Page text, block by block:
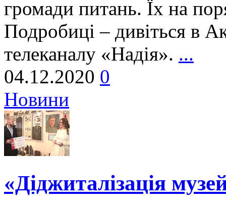
громади питань. Їх на
Подробиці – дивіться в
телеканалу «Надія». ...
04.12.2020 0
Новини
«Діджиталізація